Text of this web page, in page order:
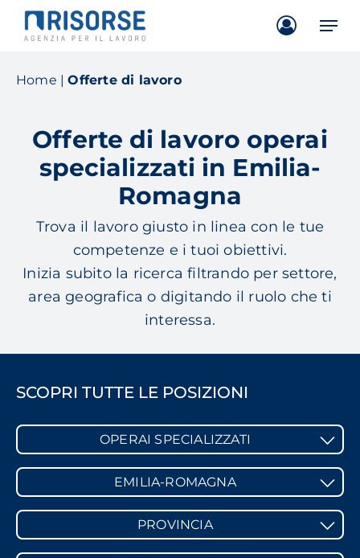
Skip
content
Home |Offerte di lavoro
Offerte di lavoro operai
specializzati in Emilia-
Romagna
Trova il lavoro giusto in linea con le tue
competenze e i tuoi obiettivi.
Inizia subito la ricerca filtrando per settore,
area geografica o digitando il ruolo che ti
interessa.
SCOPRI TUTTE LE POSIZIONI
OPERAI SPECIALIZZATI
EMILIA-ROMAGNA
PROVINCIA